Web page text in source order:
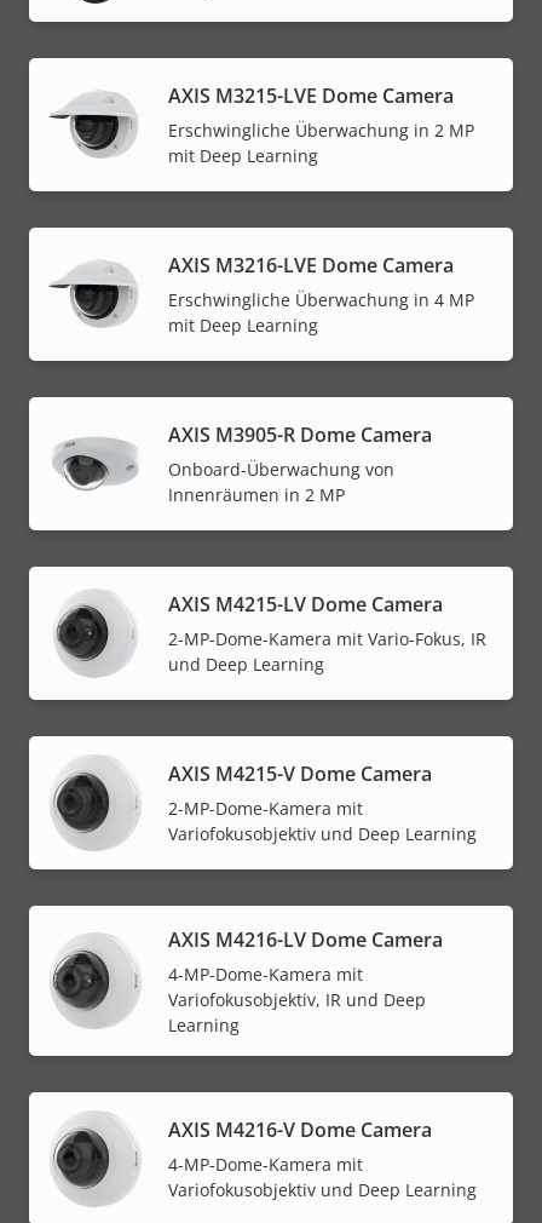
AXIS M3215-LVE Dome Camera
Erschwingliche Überwachung in 2 MP
mit Deep Learning
AXIS M3216-LVE Dome Camera
Erschwingliche Überwachung in 4 MP
mit Deep Learning
AXIS M3905-R Dome Camera
Onboard-Überwachung von
Innenräumen in 2 MP
AXIS M4215-LV Dome Camera
2-MP-Dome-Kamera mit Vario-Fokus, IR
und Deep Learning
AXIS M4215-V Dome Camera
2-MP-Dome-Kamera mit
Variofokusobjektiv und Deep Learning
AXIS M4216-LV Dome Camera
4-MP-Dome-Kamera mit
Variofokusobjektiv, IR und Deep
Learning
AXIS M4216-V Dome Camera
4-MP-Dome-Kamera mit
Variofokusobjektiv und Deep Learning